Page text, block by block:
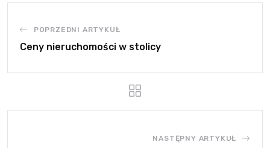
POPRZEDNI ARTYKUŁ
Ceny nieruchomości w stolicy
NASTĘPNY ARTYKUŁ